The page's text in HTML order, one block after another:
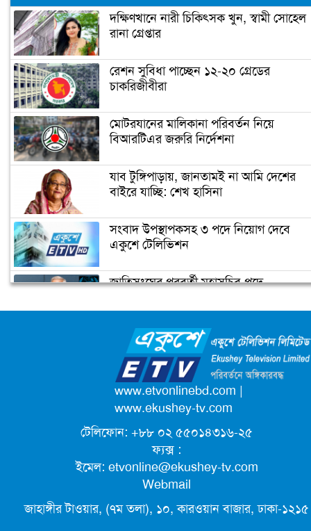
অন্য চোখে দেখা ভালোবাসার সেই মানুষটি
বঙ্গবন্ধু: প্রধানমন্ত্রী
বঙ্গবন্ধুর ভাষণের লোকায়তিক মাত্রা
বঙ্গবন্ধুর খুনিদের ফিরিয়ে এনে রায় কার্যকর
দক্ষিণখানে নারী চিকিৎসক খুন, স্বামী সোহেল
রানা গ্রেপ্তার
রেশন সুবিধা পাচ্ছেন ১২-২০ গ্রেডের
চাকরিজীবীরা
মোটরযানের মালিকানা পরিবর্তন নিয়ে
বিআরটিএর জরুরি নির্দেশনা
যাব টুঙ্গিপাড়ায়, জানতামই না আমি দেশের
বাইরে যাচ্ছি: শেখ হাসিনা
সংবাদ উপস্থাপকসহ ৩ পদে নিয়োগ দেবে
একুশে টেলিভিশন
জাতিসংঘের পরবর্তী মহাসচিব পদে
ক্যাম্পাস অ্যাম্বাসেডর নিয়োগ দিচ্ছে একুশে
টেলিভিশন
পদোন্নতি পেয়ে সচিব হলেন ২ কর্মকর্তা
লিগ্যাল এইডের মাধ্যমে সন্তান ফিরে পেল
সেই কিশোরী মা জুঁই
জেট ফুয়েলের দাম কমলো লিটারে ১৯ টাকা
www.etvonlinebd.com |
www.ekushey-tv.com
টেলিফোন: +৮৮ ০২ ৫৫০১৪৩১৬-২৫
ফ্যক্স :
ইমেল: etvonline@ekushey-tv.com
Webmail
জাহাঙ্গীর টাওয়ার, (৭ম তলা), ১০, কারওয়ান বাজার, ঢাকা-১২১৫